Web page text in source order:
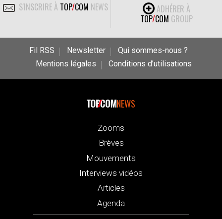
S'INSCRIRE À TOP/COM NEWS
ADHÉRER À
TOP/COM GROUP
Fil RSS Newsletter
Qui sommes-nous ?
Mentions légales
Conditions d’utilisations
NEWS
Zooms
Brèves
Mouvements
Interviews vidéos
Articles
Agenda